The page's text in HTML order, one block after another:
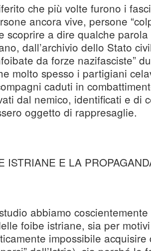
che più volte furono i
ancora vive, persone
scoprire a dire qualche
dall’archivio dello Stato
da forze nazifasciste”
molto spesso i partigiani
caduti in
dal nemico, identificati e di
oggetto di rappresaglie.
ISTRIANE E LA
abbiamo
foibe istriane, sia per
impossibile